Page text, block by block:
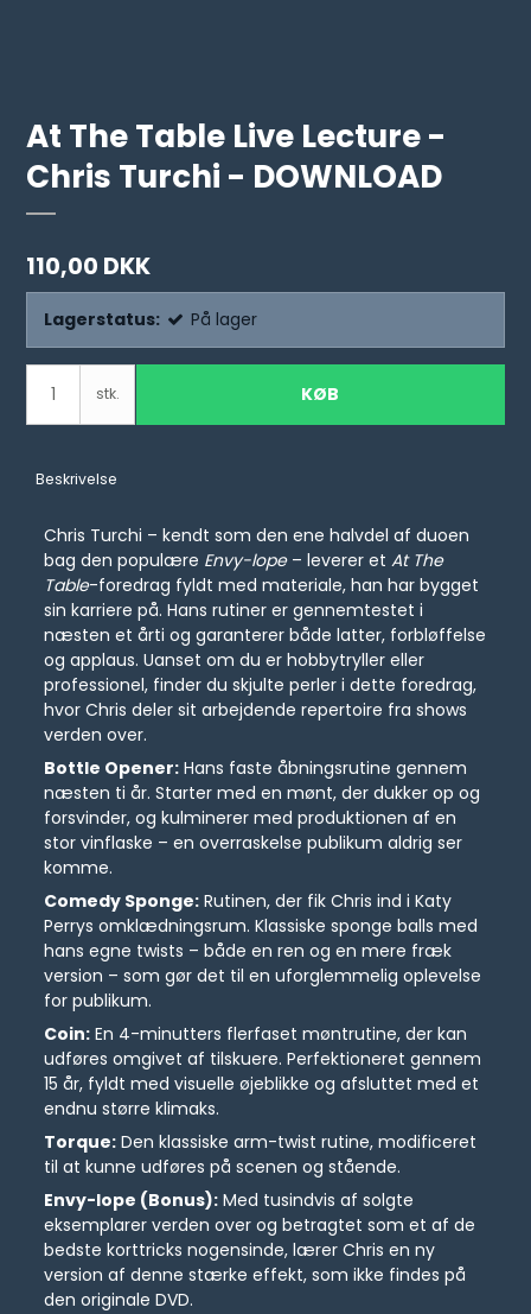
At The Table Live Lecture -
Chris Turchi - DOWNLOAD
110,00 DKK
Lagerstatus: På lager
stk. KØB
Beskrivelse
Chris Turchi – kendt som den ene halvdel af duoen
bag den populære Envy-lope– leverer etAt The
Table-foredrag fyldt med materiale, han har bygget
sin karriere på. Hans rutiner er gennemtestet i
næsten et årti og garanterer både latter, forbløffelse
og applaus. Uanset om du er hobbytryller eller
professionel, finder du skjulte perler i dette foredrag,
hvor Chris deler sit arbejdende repertoire fra shows
verden over.
Bottle Opener: Hans faste åbningsrutine gennem
næsten ti år. Starter med en mønt, der dukker op og
forsvinder, og kulminerer med produktionen af en
stor vinflaske – en overraskelse publikum aldrig ser
komme.
Comedy Sponge: Rutinen, der fik Chris ind i Katy
Perrys omklædningsrum. Klassiske sponge balls med
hans egne twists – både en ren og en mere fræk
version – som gør det til en uforglemmelig oplevelse
for publikum.
Coin: En 4-minutters flerfaset møntrutine, der kan
udføres omgivet af tilskuere. Perfektioneret gennem
15 år, fyldt med visuelle øjeblikke og afsluttet med et
endnu større klimaks.
Torque: Den klassiske arm-twist rutine, modificeret
til at kunne udføres på scenen og stående.
Envy-lope (Bonus): Med tusindvis af solgte
eksemplarer verden over og betragtet som et af de
bedste korttricks nogensinde, lærer Chris en ny
version af denne stærke effekt, som ikke findes på
den originale DVD.